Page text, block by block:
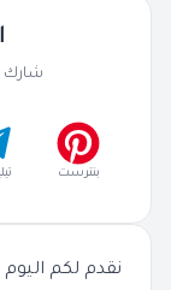
نقدم لكم اليوم
شارك
بنترست